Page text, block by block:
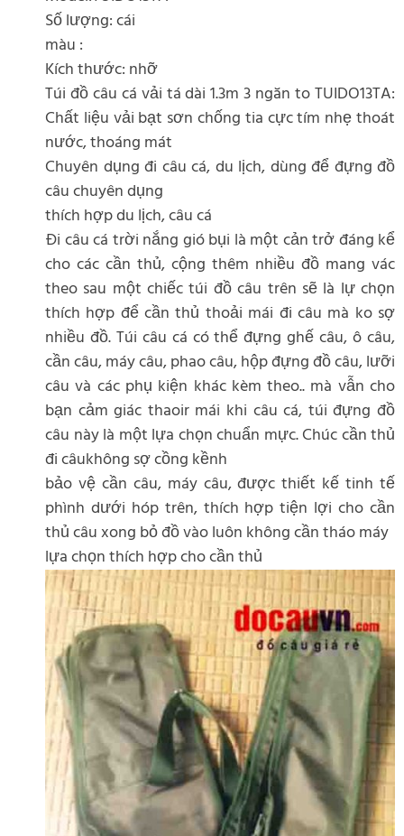
Số lượng: cái
màu :
Kích thước: nhỡ
Túi đồ câu cá vải tá dài 1.3m 3 ngăn to TUIDO13TA:
Chất liệu vải bạt sơn chống tia cực tím nhẹ thoát
nước, thoáng mát
Chuyên dụng đi câu cá, du lịch, dùng để đựng đồ
câu chuyên dụng
thích hợp du lịch, câu cá
Đi câu cá trời nắng gió bụi là một cản trở đáng kể
cho các cần thủ, cộng thêm nhiều đồ mang vác
theo sau một chiếc túi đồ câu trên sẽ là lự chọn
thích hợp để cần thủ thoải mái đi câu mà ko sợ
nhiều đồ. Túi câu cá có thể đựng ghế câu, ô câu,
cần câu, máy câu, phao câu, hộp đựng đồ câu, lưỡi
câu và các phụ kiện khác kèm theo.. mà vẫn cho
bạn cảm giác thaoir mái khi câu cá, túi đựng đồ
câu này là một lựa chọn chuẩn mực. Chúc cần thủ
đi câukhông sợ cồng kềnh
bảo vệ cần câu, máy câu, được thiết kế tinh tế
phình dưới hóp trên, thích hợp tiện lợi cho cần
thủ câu xong bỏ đồ vào luôn không cần tháo máy
lựa chọn thích hợp cho cần thủ